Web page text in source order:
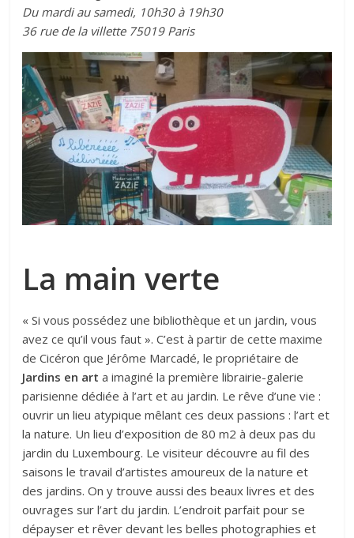
Du mardi au samedi, 10h30 à 19h30
36 rue de la villette 75019 Paris
La main verte
« Si vous possédez une bibliothèque et un jardin, vous
avez ce qu’il vous faut ». C’est à partir de cette maxime
de Cicéron que Jérôme Marcadé, le propriétaire de
Jardins en art a imaginé la première librairie-galerie
parisienne dédiée à l’art et au jardin. Le rêve d’une vie :
ouvrir un lieu atypique mêlant ces deux passions : l’art et
la nature. Un lieu d’exposition de 80 m2 à deux pas du
jardin du Luxembourg. Le visiteur découvre au fil des
saisons le travail d’artistes amoureux de la nature et
des jardins. On y trouve aussi des beaux livres et des
ouvrages sur l’art du jardin. L’endroit parfait pour se
dépayser et rêver devant les belles photographies et